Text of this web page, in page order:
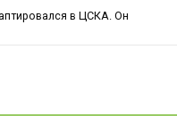
в ЦСКА. Он